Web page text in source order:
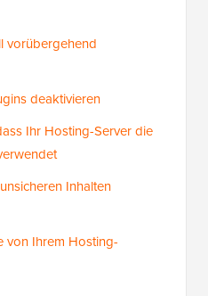
vorübergehend
deaktivieren
Ihr Hosting-Server die
Inhalten
von Ihrem Hosting-